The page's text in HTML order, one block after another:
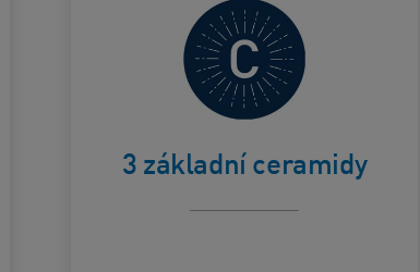
3 základní ceramidy
Pomáhá
chránit
přirozenou
kožní bariéru